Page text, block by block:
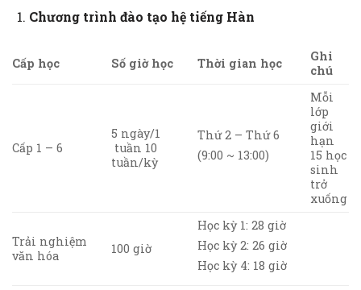
Chương trình đào tạo hệ tiếng Hàn
Cấp học Số giờ học Thời gian học
Ghi
chú
Cấp 1 – 6
5 ngày/1
tuần 10
tuần/kỳ
Thứ 2 – Thứ 6
(9:00 ~ 13:00)
Mỗi
lớp
giới
hạn
15 học
sinh
trở
xuống
Trải nghiệm
văn hóa
100 giờ
Học kỳ 1: 28 giờ
Học kỳ 2: 26 giờ
Học kỳ 4: 18 giờ